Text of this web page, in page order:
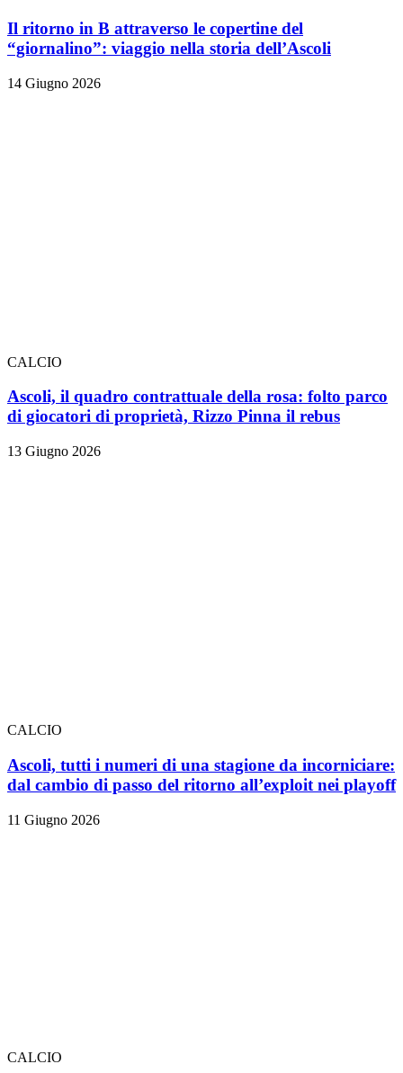
Il ritorno in B attraverso le copertine del
“giornalino”: viaggio nella storia dell’Ascoli
14 Giugno 2026
CALCIO
Ascoli, il quadro contrattuale della rosa: folto parco
di giocatori di proprietà, Rizzo Pinna il rebus
13 Giugno 2026
CALCIO
Ascoli, tutti i numeri di una stagione da incorniciare:
dal cambio di passo del ritorno all’exploit nei playoff
11 Giugno 2026
CALCIO